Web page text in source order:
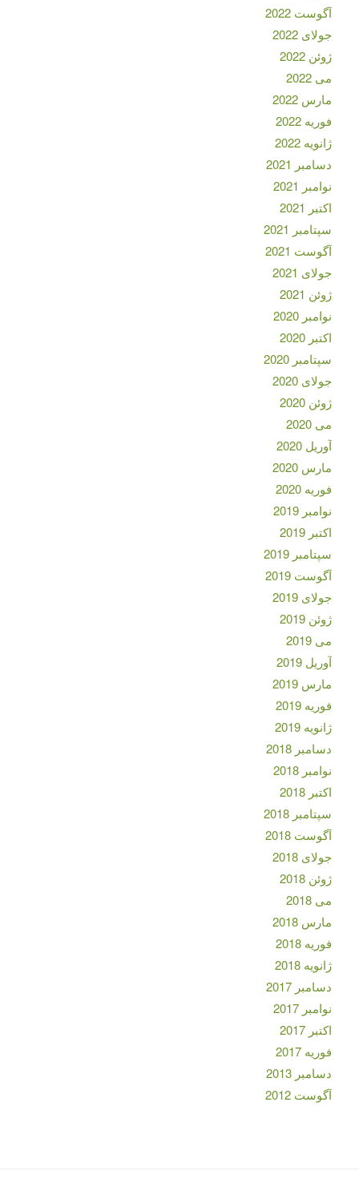
آگوست 2022
جولای 2022
ژوئن 2022
می 2022
مارس 2022
فوریه 2022
ژانویه 2022
دسامبر 2021
نوامبر 2021
اکتبر 2021
سپتامبر 2021
آگوست 2021
جولای 2021
ژوئن 2021
نوامبر 2020
اکتبر 2020
سپتامبر 2020
جولای 2020
ژوئن 2020
می 2020
آوریل 2020
مارس 2020
فوریه 2020
نوامبر 2019
اکتبر 2019
سپتامبر 2019
آگوست 2019
جولای 2019
ژوئن 2019
می 2019
آوریل 2019
مارس 2019
فوریه 2019
ژانویه 2019
دسامبر 2018
نوامبر 2018
اکتبر 2018
سپتامبر 2018
آگوست 2018
جولای 2018
ژوئن 2018
می 2018
مارس 2018
فوریه 2018
ژانویه 2018
دسامبر 2017
نوامبر 2017
اکتبر 2017
فوریه 2017
دسامبر 2013
آگوست 2012